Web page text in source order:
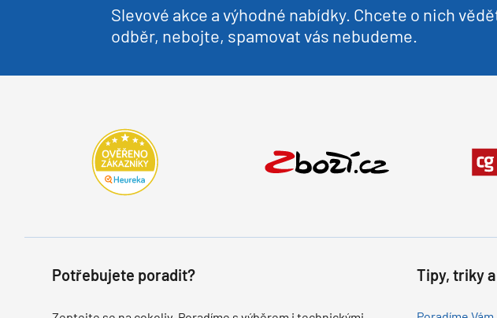
Slevové akce a výhodné nabídky. Chcete o nich
odběr, nebojte, spamovat vás nebudeme.
Potřebujete poradit? Tipy, triky